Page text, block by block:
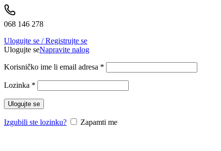
068 146 278
Ulogujte se / Registrujte se
Ulogujte seNapravite nalog
Korisničko ime li email adresa *
Lozinka *
Ulogujte se
Izgubili ste lozinku? Zapamti me